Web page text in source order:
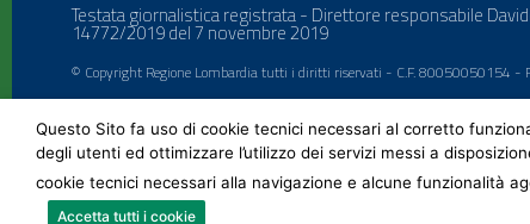
Testata giornalistica registrata - Direttore responsabile
14772/2019 del 7 novembre 2019
© Copyright Regione Lombardia tutti i diritti riservati - C.F. 80050050154
Questo Sito fa uso di cookie tecnici necessari al corretto
degli utenti ed ottimizzare l’utilizzo dei servizi messi a
cookie tecnici necessari alla navigazione e alcune funzionalità
Accetta tutti i cookie